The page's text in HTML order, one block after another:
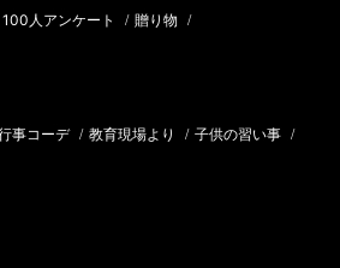
100人アンケート / 贈り物 /
事コーデ / 教育現場より / 子供の習い事 /